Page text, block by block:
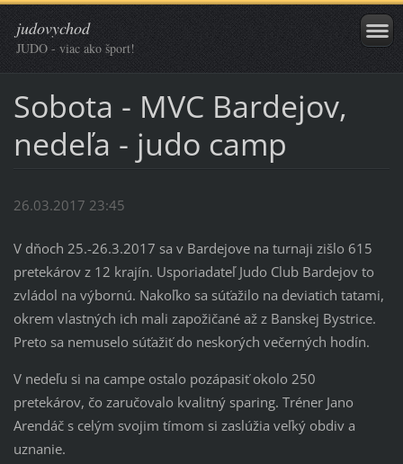
judovychod
JUDO - viac ako šport!
Sobota - MVC Bardejov,
nedeľa - judo camp
26.03.2017 23:45
V dňoch 25.-26.3.2017 sa v Bardejove na turnaji zišlo 615
pretekárov z 12 krajín. Usporiadateľ Judo Club Bardejov to
zvládol na výbornú. Nakoľko sa súťažilo na deviatich tatami,
okrem vlastných ich mali zapožičané až z Banskej Bystrice.
Preto sa nemuselo súťažiť do neskorých večerných hodín.
V nedeľu si na campe ostalo pozápasiť okolo 250
pretekárov, čo zaručovalo kvalitný sparing. Tréner Jano
Arendáč s celým svojim tímom si zaslúžia veľký obdiv a
uznanie.